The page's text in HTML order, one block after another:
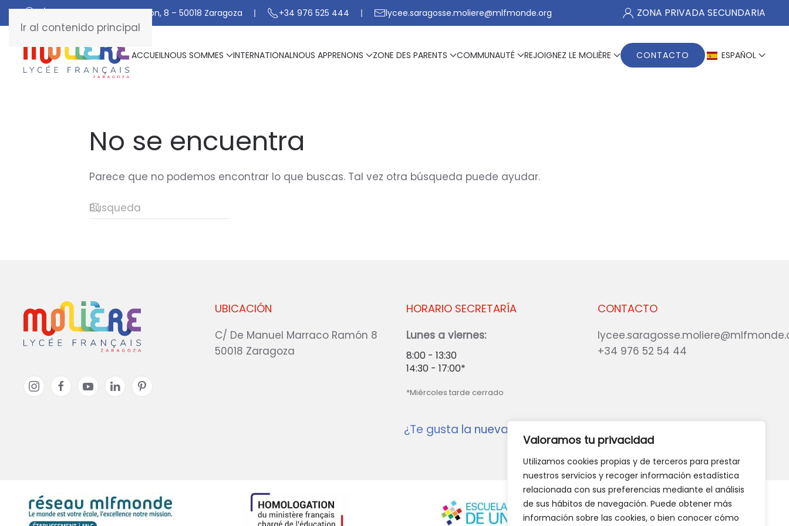
Valoramos tu privacidad
Utilizamos cookies propias y de terceros para prestar
nuestros servicios y recoger información estadística
relacionada con sus preferencias mediante el análisis
de sus hábitos de navegación. Puede obtener más
información sobre las cookies, o bien conocer cómo
Ir al contenido principal
C/ De Manuel Marraco Ramón, 8 – 50018 Zaragoza +34 976 525 444 lycee.saragosse.moliere@mlfmonde.org ZONA PRIVADA SECUNDARIA
ACCUEILNOUS SOMMES INTERNATIONALNOUS APPRENONS ZONE DES PARENTS COMMUNAUTÉ REJOIGNEZ LE MOLIÈRE CONTACTO ESPAÑOL
No se encuentra
Parece que no podemos encontrar lo que buscas. Tal vez otra búsqueda puede ayudar.
UBICACIÓN
C/ De Manuel Marraco Ramón 8
50018 Zaragoza
CONTACTO
+34 976 52 54 44
HORARIO SECRETARÍA
Lunes a viernes:
8:00 - 13:30
14:30 - 17:00*
*Miércoles tarde cerrado
¿Te gusta la nueva web?